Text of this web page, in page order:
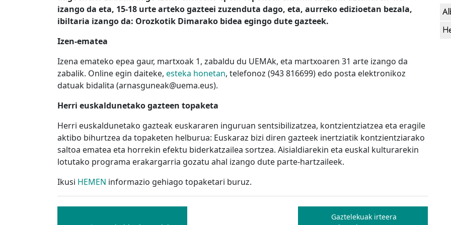
izango da eta, 15-18 urte arteko gazteei zuzenduta dago, eta, aurreko edizioetan bezala,
ibiltaria izango da: Orozkotik Dimarako bidea egingo dute gazteek.
Izen-ematea
Izena emateko epea gaur, martxoak 1, zabaldu du UEMAk, eta martxoaren 31 arte izango da
zabalik. Online egin daiteke, esteka honetan, telefonoz (943 816699) edo posta elektronikoz
datuak bidalita (arnasguneak@uema.eus).
Herri euskaldunetako gazteen topaketa
Herri euskaldunetako gazteak euskararen inguruan sentsibilizatzea, kontzientziatzea eta eragile
aktibo bihurtzea da topaketen helburua: Euskaraz bizi diren gazteek inertziatik kontzientziarako
saltoa ematea eta horrekin efektu biderkatzailea sortzea. Aisialdiarekin eta euskal kulturarekin
lotutako programa erakargarria gozatu ahal izango dute parte-hartzaileek.
Ikusi HEMEN informazio gehiago topaketari buruz.
Bidalketetan
Gaztelekuak irteera